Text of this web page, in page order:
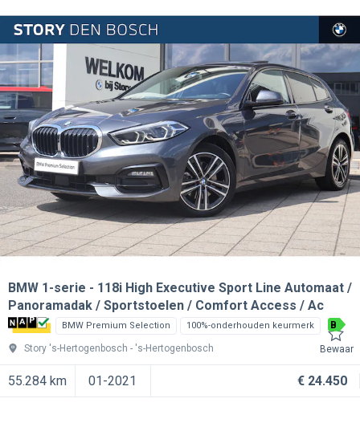
BMW 1-serie
118i High Executive Sport Line Automaat /
Panoramadak / Sportstoelen / Comfort Access / Ac
BMW Premium Selection 100%-onderhouden keurmerk B
Story 's-Hertogenbosch 's-Hertogenbosch Bewaar
55.284 km 01-2021 € 24.450